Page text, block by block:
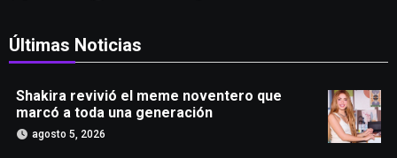
Últimas Noticias
Shakira revivió el meme noventero que
marcó a toda una generación
agosto 5, 2026